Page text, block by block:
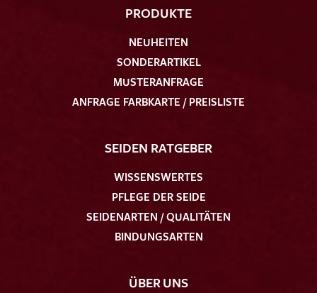
PRODUKTE
NEUHEITEN
SONDERARTIKEL
MUSTERANFRAGE
ANFRAGE FARBKARTE / PREISLISTE
SEIDEN RATGEBER
WISSENSWERTES
PFLEGE DER SEIDE
SEIDENARTEN / QUALITÄTEN
BINDUNGSARTEN
ÜBER UNS